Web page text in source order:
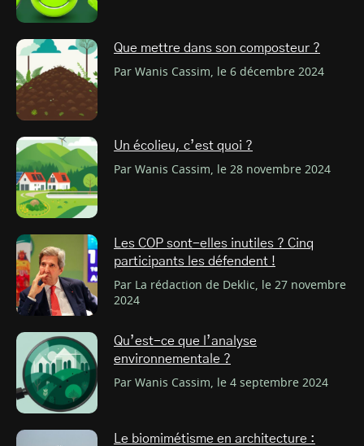
Que mettre dans son composteur ?
Par Wanis Cassim, le 6 décembre 2024
Un écolieu, c’est quoi ?
Par Wanis Cassim, le 28 novembre 2024
Les COP sont-elles inutiles ? Cinq
participants les défendent !
Par La rédaction de Deklic, le 27 novembre
2024
Qu’est-ce que l’analyse
environnementale ?
Par Wanis Cassim, le 4 septembre 2024
Le biomimétisme en architecture :